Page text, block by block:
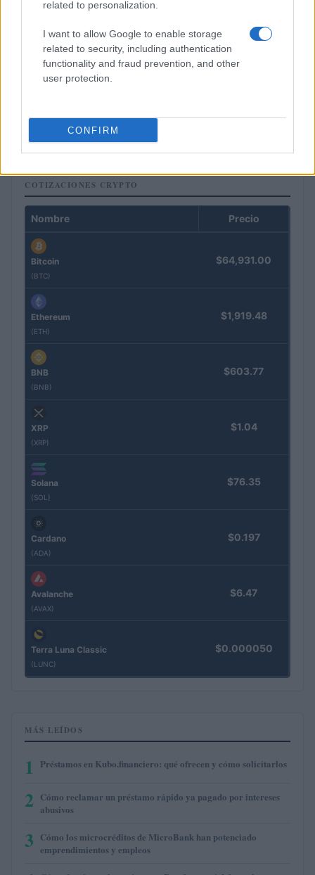
related to personalization.
I want to allow Google to enable storage
related to security, including authentication
functionality and fraud prevention, and other
user protection.
CONFIRM
Marta Ruiz · 1 Ago 2026
COTIZACIONES CRYPTO
Nombre Precio
Bitcoin
(BTC)
$64,931.00
Ethereum
(ETH)
$1,919.48
BNB
(BNB)
$603.77
XRP
(XRP)
$1.04
Solana
(SOL)
$76.35
Cardano
(ADA)
$0.197
Avalanche
(AVAX)
$6.47
Terra Luna Classic
(LUNC)
$0.000050
MÁS LEÍDOS
1 Préstamos en Kubo.financiero: qué ofrecen y cómo solicitarlos
2 Cómo reclamar un préstamo rápido ya pagado por intereses
abusivos
3 Cómo los microcréditos de MicroBank han potenciado
emprendimientos y empleos